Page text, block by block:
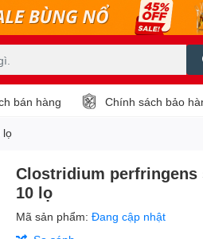
bán hàng Chính sách bảo
lọ
Clostridium perfringens
10 lọ
Mã sản phẩm:Đang cập nhật